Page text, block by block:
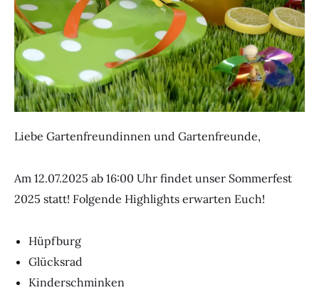
Liebe Gartenfreundinnen und Gartenfreunde,
Am 12.07.2025 ab 16:00 Uhr findet unser Sommerfest
2025 statt! Folgende Highlights erwarten Euch!
Hüpfburg
Glücksrad
Kinderschminken